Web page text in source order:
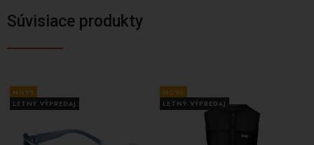
Súvisiace produkty
NOVÉ
LETNÝ VÝPREDAJ
NOVÉ
LETNÝ VÝPREDAJ